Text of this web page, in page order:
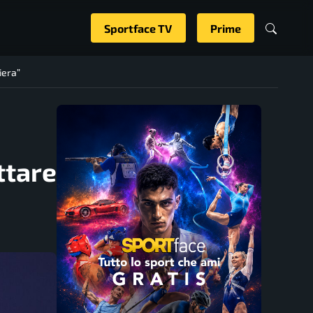
Sportface TV Prime